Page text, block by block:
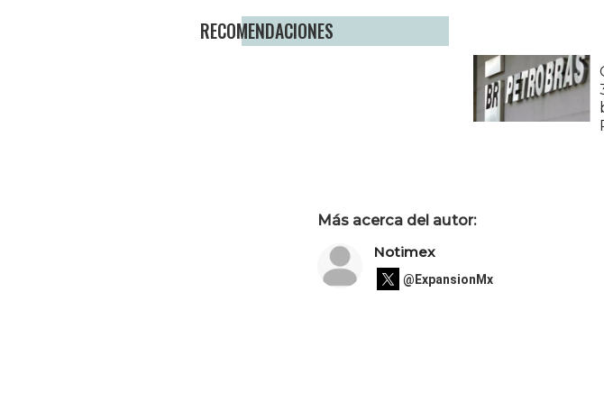
RECOMENDACIONES
Más acerca del autor:
Notimex
@ExpansionMx